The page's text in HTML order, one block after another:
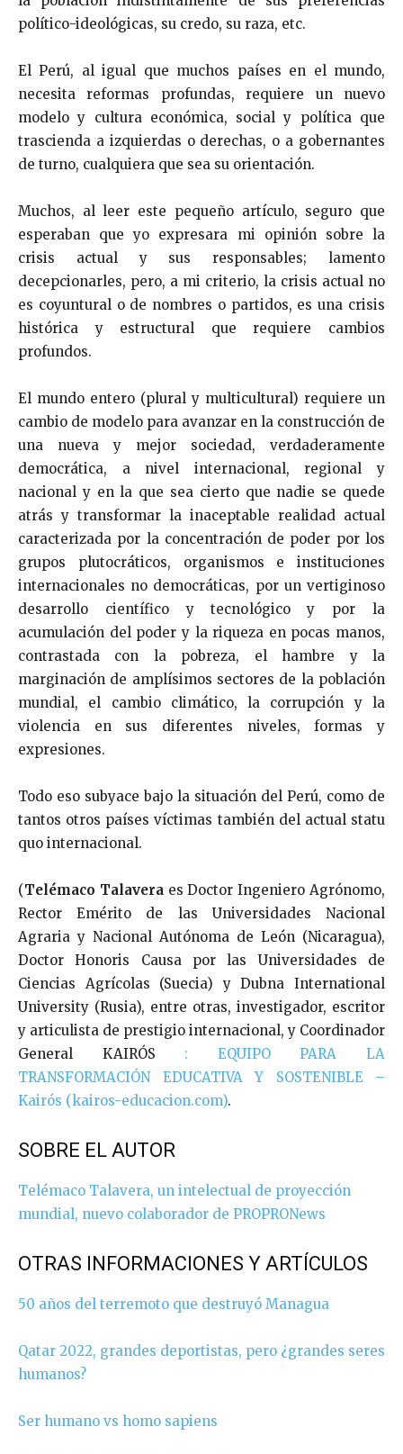
político-ideológicas, su credo, su raza, etc.
El Perú, al igual que muchos países en el mundo,
necesita reformas profundas, requiere un nuevo
modelo y cultura económica, social y política que
trascienda a izquierdas o derechas, o a gobernantes
de turno, cualquiera que sea su orientación.
Muchos, al leer este pequeño artículo, seguro que
esperaban que yo expresara mi opinión sobre la
crisis actual y sus responsables; lamento
decepcionarles, pero, a mi criterio, la crisis actual no
es coyuntural o de nombres o partidos, es una crisis
histórica y estructural que requiere cambios
profundos.
El mundo entero (plural y multicultural) requiere un
cambio de modelo para avanzar en la construcción de
una nueva y mejor sociedad, verdaderamente
democrática, a nivel internacional, regional y
nacional y en la que sea cierto que nadie se quede
atrás y transformar la inaceptable realidad actual
caracterizada por la concentración de poder por los
grupos plutocráticos, organismos e instituciones
internacionales no democráticas, por un vertiginoso
desarrollo científico y tecnológico y por la
acumulación del poder y la riqueza en pocas manos,
contrastada con la pobreza, el hambre y la
marginación de amplísimos sectores de la población
mundial, el cambio climático, la corrupción y la
violencia en sus diferentes niveles, formas y
expresiones.
Todo eso subyace bajo la situación del Perú, como de
tantos otros países víctimas también del actual statu
quo internacional.
(Telémaco Talaveraes Doctor Ingeniero Agrónomo,
Rector Emérito de las Universidades Nacional
Agraria y Nacional Autónoma de León (Nicaragua),
Doctor Honoris Causa por las Universidades de
Ciencias Agrícolas (Suecia) y Dubna International
University (Rusia), entre otras, investigador, escritor
y articulista de prestigio internacional, y Coordinador
General KAIRÓS : EQUIPO PARA LA
TRANSFORMACIÓN EDUCATIVA Y SOSTENIBLE –
Kairós (kairos-educacion.com).
SOBRE EL AUTOR
Telémaco Talavera, un intelectual de proyección
mundial, nuevo colaborador de PROPRONews
OTRAS INFORMACIONES Y ARTÍCULOS
50 años del terremoto que destruyó Managua
Qatar 2022, grandes deportistas, pero ¿grandes seres
humanos?
Ser humano vs homo sapiens